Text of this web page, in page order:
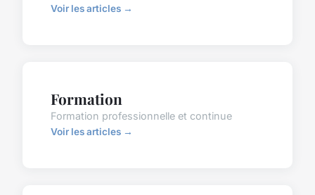
Voir les articles →
Formation
Formation professionnelle et continue
Voir les articles →